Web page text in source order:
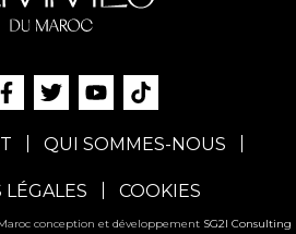
QUI SOMMES-NOUS
COOKIES
conception et développement SG2I Consulting